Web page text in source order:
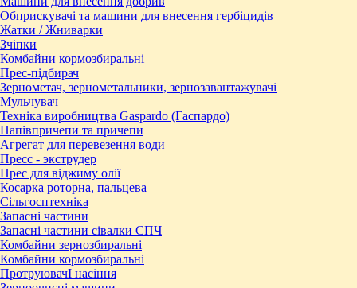
Обприскувачі та машини для внесення гербіцидів
Жатки / Жниварки
Зчіпки
Комбайни кормозбиральні
Прес-підбирач
Зернометач, зернометальники, зернозавантажувачі
Мульчувач
Техніка виробництва Gaspardo (Гаспардо)
Напівпричепи та причепи
Агрегат для перевезення води
Пресc - экструдер
Прес для віджиму олії
Косарка роторна, пальцева
Сільгосптехніка
Запасні частини
Запасні частини сівалки СПЧ
Комбайни зернозбиральні
Комбайни кормозбиральні
ПротруювачІ насіння